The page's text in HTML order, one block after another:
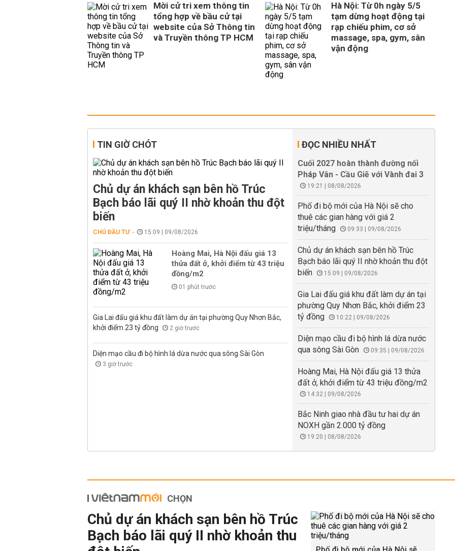
Mời cử tri xem thông tin
tổng hợp về bầu cử tại
website của Sở Thông tin
và Truyền thông TP HCM
Hà Nội: Từ 0h ngày 5/5
tạm dừng hoạt động tại
rạp chiếu phim, cơ sở
massage, spa, gym, sân
vận động
TIN GIỜ CHÓT
Chủ dự án khách sạn bên hồ Trúc
Bạch báo lãi quý II nhờ khoản thu đột
biến
CHỦ ĐẦU TƯ 15:09 | 09/08/2026
Hoàng Mai, Hà Nội đấu giá 13
thửa đất ở, khởi điểm từ 43 triệu
đồng/m2
01 phút trước
Gia Lai đấu giá khu đất làm dự án tại phường Quy Nhơn Bắc,
khởi điểm 23 tỷ đồng
2 giờ trước
Diện mạo cầu đi bộ hình lá dừa nước qua sông Sài Gòn
3 giờ trước
ĐỌC NHIỀU NHẤT
Cuối 2027 hoàn thành đường nối
Pháp Vân - Cầu Giẽ với Vành đai 3
19:21 | 08/08/2026
Phố đi bộ mới của Hà Nội sẽ cho
thuê các gian hàng với giá 2
triệu/tháng
09:33 | 09/08/2026
Chủ dự án khách sạn bên hồ Trúc
Bạch báo lãi quý II nhờ khoản thu đột
biến
15:09 | 09/08/2026
Gia Lai đấu giá khu đất làm dự án tại
phường Quy Nhơn Bắc, khởi điểm 23
tỷ đồng
10:22 | 09/08/2026
Diện mạo cầu đi bộ hình lá dừa nước
qua sông Sài Gòn
09:35 | 09/08/2026
Hoàng Mai, Hà Nội đấu giá 13 thửa
đất ở, khởi điểm từ 43 triệu đồng/m2
14:32 | 09/08/2026
Bắc Ninh giao nhà đầu tư hai dự án
NOXH gần 2.000 tỷ đồng
19:20 | 08/08/2026
CHỌN
Chủ dự án khách sạn bên hồ Trúc
Bạch báo lãi quý II nhờ khoản thu